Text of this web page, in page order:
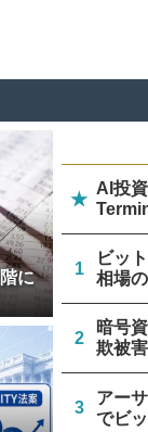
に
★
AI投
1
ビッ
相場
クア
2
暗号
欺被
3
アー
でビ